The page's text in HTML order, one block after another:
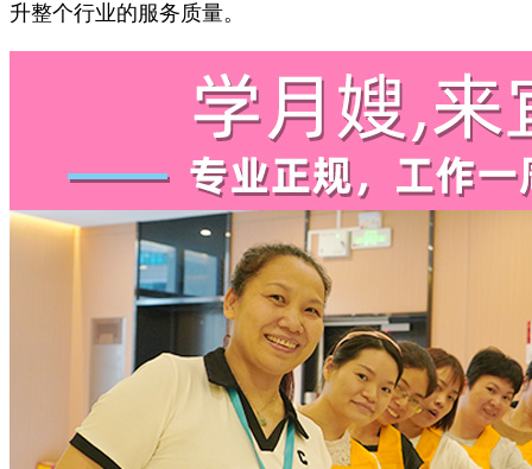
升整个行业的服务质量。